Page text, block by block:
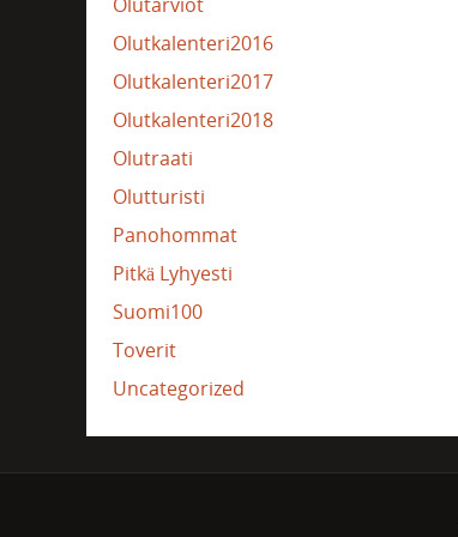
Olutkalenteri2016
Olutkalenteri2017
Olutkalenteri2018
Olutraati
Olutturisti
Panohommat
Pitkä Lyhyesti
Suomi100
Toverit
Uncategorized